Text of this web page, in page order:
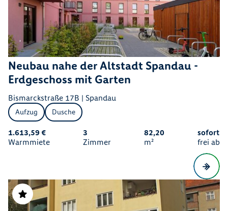
Neubau nahe der Altstadt Spandau -
Erdgeschoss mit Garten
Bismarckstraße 17B | Spandau
Aufzug Dusche
1.613,59 €
Warmmiete
3
Zimmer
82,20
m²
sofort
frei ab